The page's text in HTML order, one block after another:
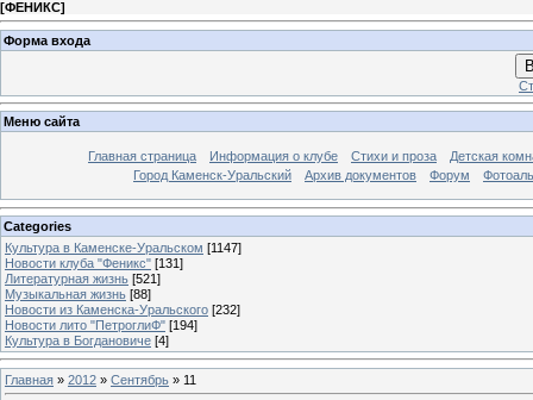
[ФЕНИКС]
Форма входа
Меню сайта
Главная страница Информация о клубе Стихи и проза
Детская
Город Каменск-Уральский
Архив документов Форум
Categories
Культура в Каменске-Уральском [1147]
Новости клуба "Феникс" [131]
Литературная жизнь [521]
Музыкальная жизнь [88]
Новости из Каменска-Уральского [232]
Новости лито "ПетроглиФ" [194]
Культура в Богдановиче [4]
Главная » 2012 » Сентябрь » 11